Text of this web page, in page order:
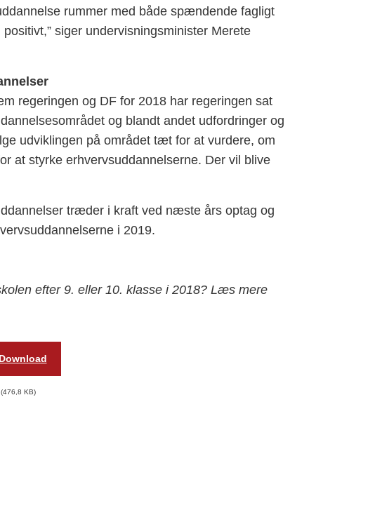
rummer med både spændende fagligt
siger undervisningsminister Merete
regeringen og DF for 2018 har regeringen sat
og blandt andet udfordringer og
udviklingen på området tæt for at vurdere, om
at styrke erhvervsuddannelserne. Der vil blive
træder i kraft ved næste års optag og
i 2019.
efter 9. eller 10. klasse i 2018? Læs mere
476,8 KB